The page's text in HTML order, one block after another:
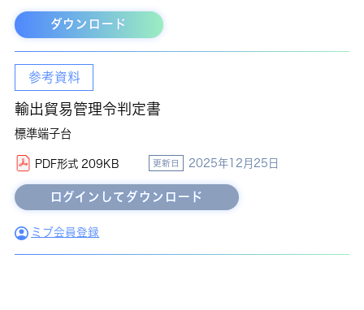
ダウンロード
参考資料
輸出貿易管理令判定書
標準端子台
PDF形式 209KB 更新日 2025年12月25日
ミブ会員登録